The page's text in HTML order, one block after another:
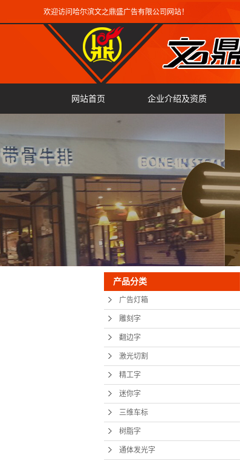
欢迎访问哈尔滨文之鼎盛广告有限公司网站！
网站首页 企业介绍及资质
产品分类
广告灯箱
雕刻字
翻边字
激光切割
精工字
迷你字
三维车标
树脂字
通体发光字